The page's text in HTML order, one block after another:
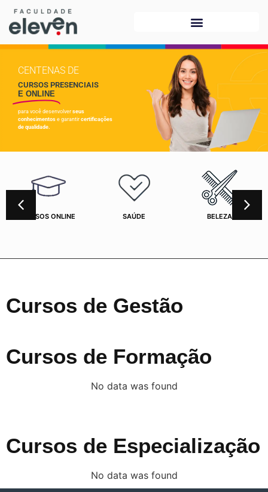
CENTENAS DE
CURSOS PRESENCIAIS
E ONLINE
para você desenvolver seus
conhecimentos e garantir certificações
de qualidade.
CURSOS ONLINE SAÚDE BELEZA
Cursos de Gestão
Cursos de Formação
No data was found
Cursos de Especialização
No data was found